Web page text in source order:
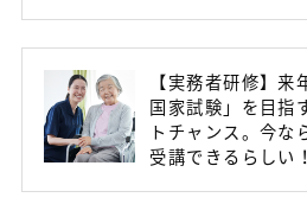
【実務者研修】
国家試験」を目指
トチャンス。今な
受講できるらし